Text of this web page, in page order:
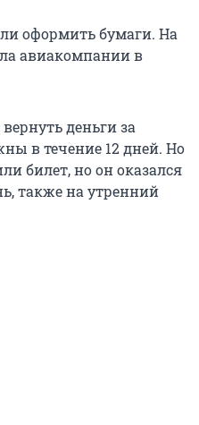
оформить бумаги. На
авиакомпании в
деньги за
в течение 12 дней. Но
билет, но он оказался
также на утренний